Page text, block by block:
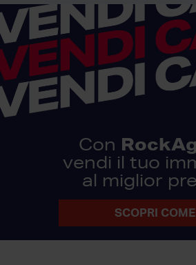
Con
vendi il tuo
al miglior
SCOPRI COME